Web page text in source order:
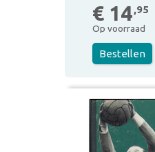
€ 14,95
Op voorraad
Bestellen